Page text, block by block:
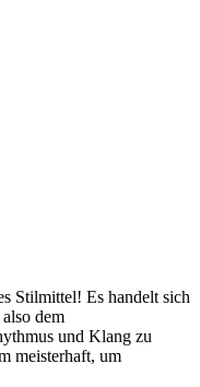
Stilmittel! Es handelt sich
dem
und Klang zu
meisterhaft, um